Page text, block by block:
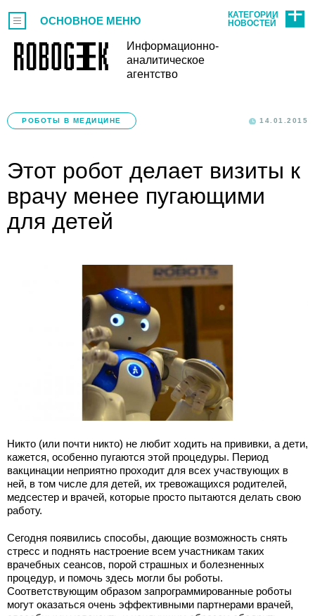
Информационно-
аналитическое
агентство
ОСНОВНОЕ МЕНЮ
КАТЕГОРИИ
НОВОСТЕЙ
РОБОТЫ В МЕДИЦИНЕ 14.01.2015
Этот робот делает визиты к
врачу менее пугающими
для детей
Никто (или почти никто) не любит ходить на прививки, а дети,
кажется, особенно пугаются этой процедуры. Период
вакцинации неприятно проходит для всех участвующих в
ней, в том числе для детей, их тревожащихся родителей,
медсестер и врачей, которые просто пытаются делать свою
работу.
Сегодня появились способы, дающие возможность снять
стресс и поднять настроение всем участникам таких
врачебных сеансов, порой страшных и болезненных
процедур, и помочь здесь могли бы роботы.
Соответствующим образом запрограммированные роботы
могут оказаться очень эффективными партнерами врачей,